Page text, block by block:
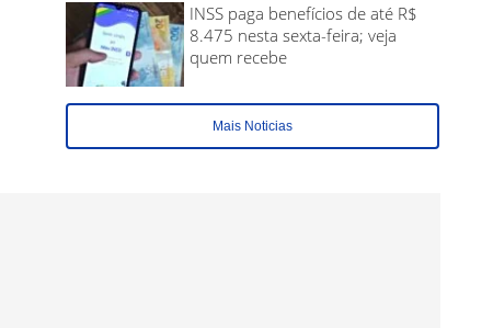
INSS paga benefícios de até R$
8.475 nesta sexta-feira; veja
quem recebe
Mais Noticias